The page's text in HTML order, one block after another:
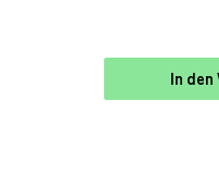
In den